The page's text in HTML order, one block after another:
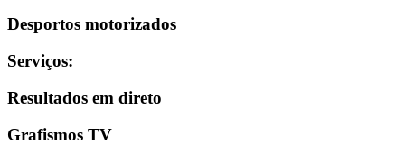
Desportos motorizados
Serviços:
Resultados em direto
Grafismos TV